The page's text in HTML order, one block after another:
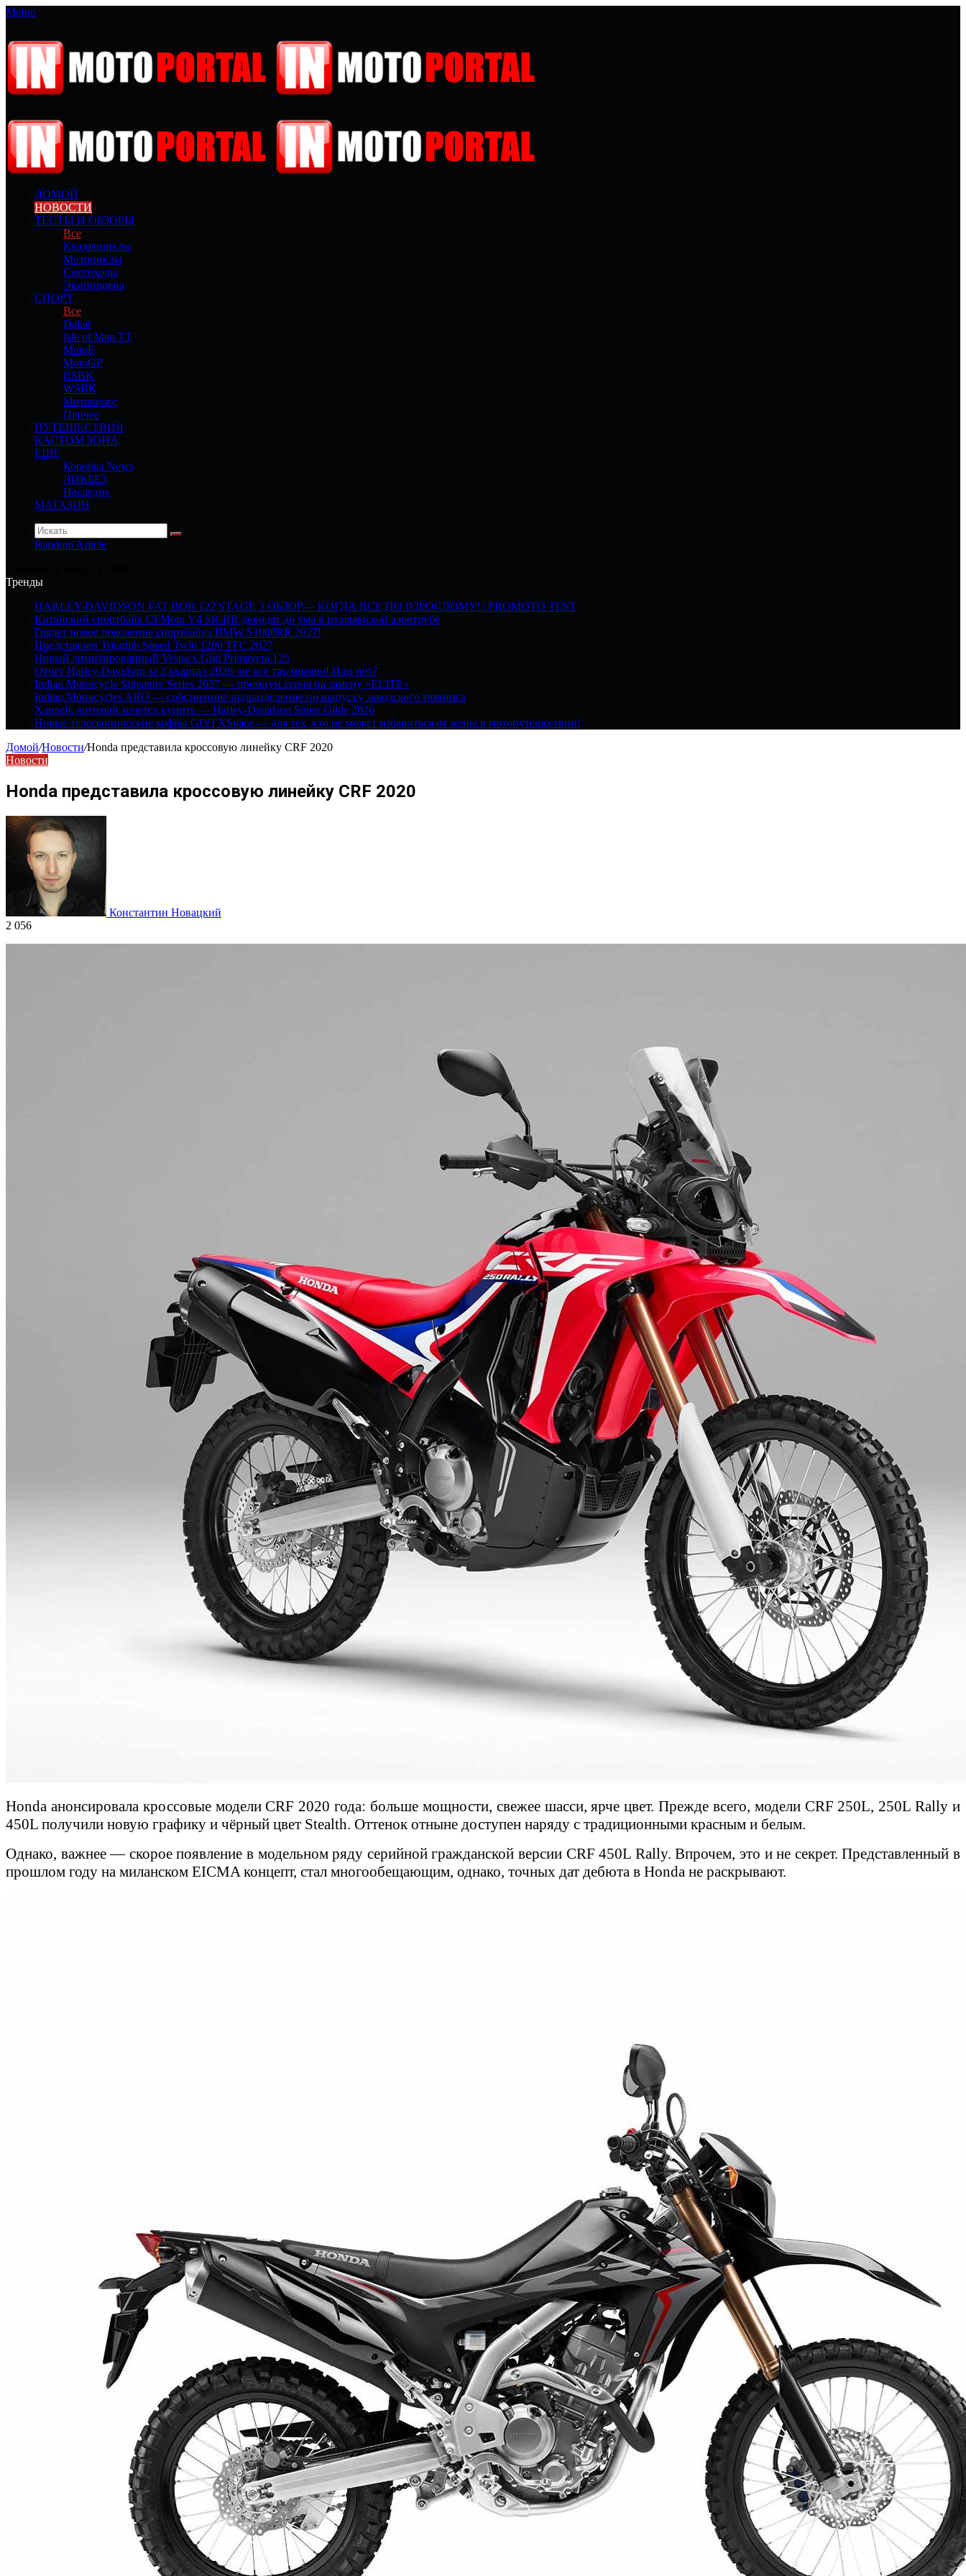
Меню
ДОМОЙ
НОВОСТИ
ТЕСТЫ И ОБЗОРЫ
Все
Квадроциклы
Мотоциклы
Снегоходы
Экипировка
СПОРТ
Все
Dakar
Isle of Man TT
MotoE
MotoGP
RSBK
WSBK
Мотокросс
Прочее
ПУТЕШЕСТВИЯ
КАСТОМ ЗОНА
ЕЩЕ
Коробка News
ЛИКБЕЗ
Наследие
МАГАЗИН
Random Article
Тренды
HARLEY-DAVIDSON FAT BOB 122 STAGE 3 ОБЗОР— КОГДА ВСЕ ПО ВЗРОСЛОМУ! | PROMOTO TEST
Китайский спортбайк CFMoto V4 SR-RR доводят до ума в итальянской аэротрубе
Грядет новое поколение спортбайка BMW S1000RR 2027!
Представлен Triumph Speed Twin 1200 TFC 2027
Новый лимитированный Vespa x Gigi Primavera 125
Отчёт Harley-Davidson за 2 квартал 2026: не всё так мрачно! Или нет?
Indian Motorcycle Signature Series 2027 — премиум серия на замену «ELITE»
Indian Motorcycles ARO — собственное подразделение по выпуску заводского тюнинга
Харлей, который хочется купить — Harley-Davidson Super Glide 2026
Новые телескопические кофры GIVI XSpace — для тех, кто не может избавиться от жены в мотопутешествии!
Домой/Новости/Honda представила кроссовую линейку CRF 2020
Новости
Honda представила кроссовую линейку CRF 2020
Константин Новацкий
2 056
Honda анонсировала кроссовые модели CRF 2020 года: больше мощности, свежее шасси, ярче цвет.Прежде всего, модели CRF 250L, 250L Rally и
450L получили новую графику и чёрный цвет Stealth. Оттенок отныне доступен наряду с традиционными красным и белым.
Однако, важнее — скорое появление в модельном ряду серийной гражданской версии CRF 450L Rally. Впрочем, это и не секрет. Представленный в
прошлом году на миланском EICMA концепт, стал многообещающим, однако, точных дат дебюта в Honda не раскрывают.